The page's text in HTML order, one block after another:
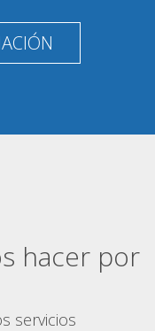
hacer por
servicios